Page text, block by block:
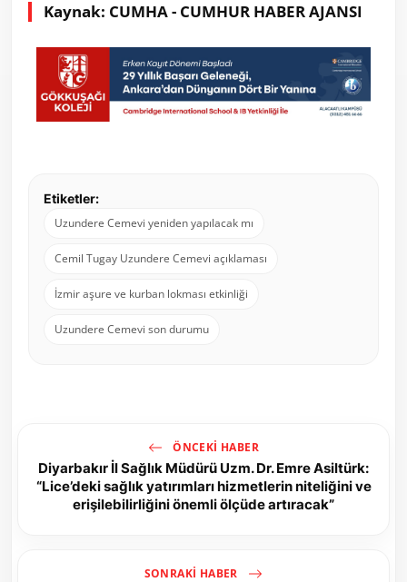
Kaynak: CUMHA - CUMHUR HABER AJANSI
Etiketler:
Uzundere Cemevi yeniden yapılacak mı
Cemil Tugay Uzundere Cemevi açıklaması
İzmir aşure ve kurban lokması etkinliği
Uzundere Cemevi son durumu
ÖNCEKI HABER
Diyarbakır İl Sağlık Müdürü Uzm. Dr. Emre Asiltürk:
“Lice’deki sağlık yatırımları hizmetlerin niteliğini ve
erişilebilirliğini önemli ölçüde artıracak”
SONRAKI HABER